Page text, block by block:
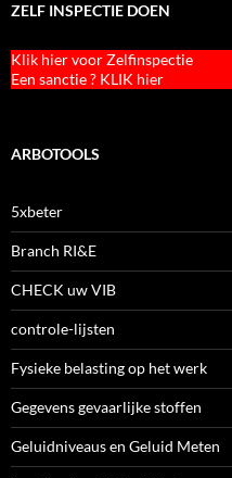
ZELF INSPECTIE DOEN
Klik hier voor Zelfinspectie
Een sanctie ? KLIK hier
ARBOTOOLS
5xbeter
Branch RI&E
CHECK uw VIB
controle-lijsten
Fysieke belasting op het werk
Gegevens gevaarlijke stoffen
Geluidniveaus en Geluid Meten